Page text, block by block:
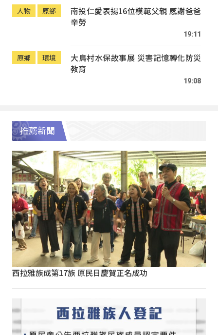
人物 原鄉
南投仁愛表揚16位模範父親 感謝爸爸
辛勞
19:11
原鄉 環境
大鳥村水保故事展 災害記憶轉化防災
教育
19:08
推薦新聞
西拉雅族成第17族 原民日慶賀正名成功